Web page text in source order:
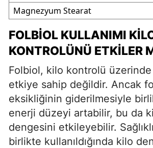
Magnezyum Stearat
FOLBIOL KULLANIMI
KONTROLÜNÜ ETKILER
Folbiol, kilo kontrolü
etkiye sahip değildir. Ancak
eksikliğinin giderilmesiyle
enerji düzeyi artabilir, bu da
dengesini etkileyebilir.
birlikte kullanıldığında kilo